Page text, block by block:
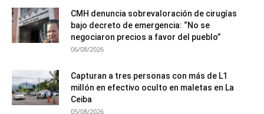
CMH denuncia sobrevaloración de cirugías
bajo decreto de emergencia: “No se
negociaron precios a favor del pueblo”
06/08/2026
Capturan a tres personas con más de L1
millón en efectivo oculto en maletas en La
Ceiba
05/08/2026